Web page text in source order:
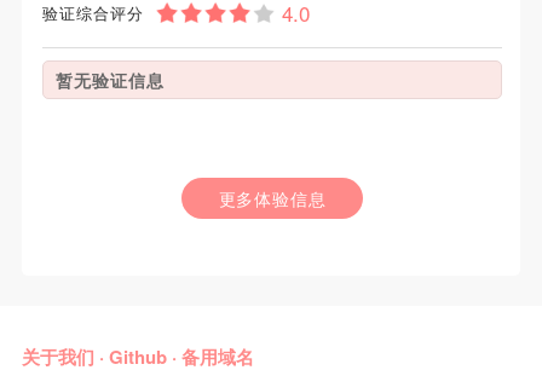
验证综合评分
暂无验证信息
更多体验信息
关于我们 · Github· 备用域名